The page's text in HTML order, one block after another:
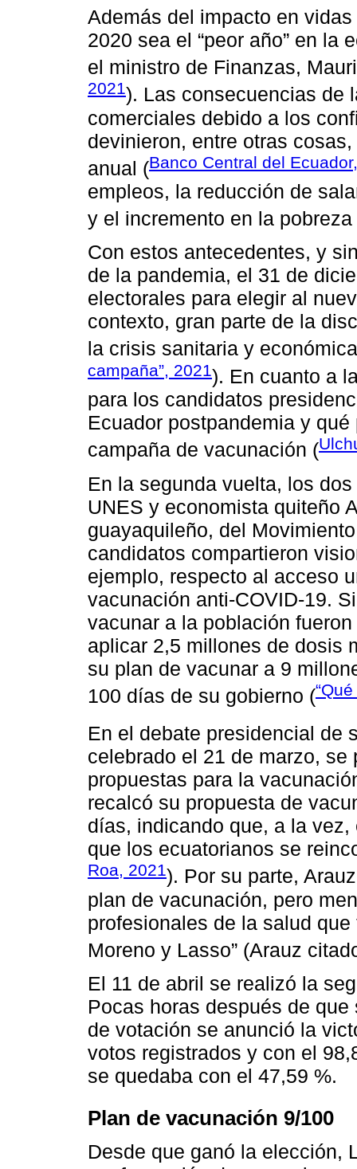
Además del impacto en
2020 sea el “peor año” en la
el ministro de Finanzas,
2021). Las consecuencias de
comerciales debido a los
devinieron, entre otras
anual (Banco Central del
empleos, la reducción de
y el incremento en la pobreza
Con estos antecedentes, y
de la pandemia, el 31 de
electorales para elegir al
contexto, gran parte de la
la crisis sanitaria y
campaña”, 2021). En cuanto a
para los candidatos
Ecuador postpandemia y
campaña de vacunación (
En la segunda vuelta, los
UNES y economista quiteño
guayaquileño, del
candidatos compartieron
ejemplo, respecto al acceso
vacunación anti-COVID-19.
vacunar a la población
aplicar 2,5 millones de dosis
su plan de vacunar a 9
100 días de su gobierno (
En el debate presidencial de
celebrado el 21 de marzo,
propuestas para la
recalcó su propuesta de
días, indicando que, a la
que los ecuatorianos se
Roa, 2021). Por su parte,
plan de vacunación, pero
profesionales de la salud
Moreno y Lasso” (Arauz
El 11 de abril se realizó la
Pocas horas después de
de votación se anunció la
votos registrados y con el
se quedaba con el 47,59 %.
Plan de vacunación 9/100
Desde que ganó la elección,